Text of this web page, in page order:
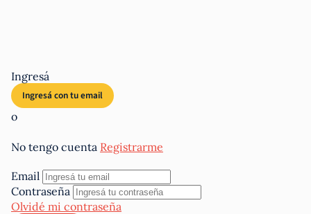
Ingresá
o
No tengo cuenta Registrarme
Email
Contraseña
Olvidé mi contraseña